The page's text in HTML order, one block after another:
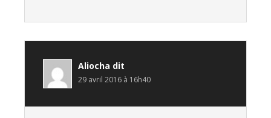
Aliocha dit
29 avril 2016 à 16h40